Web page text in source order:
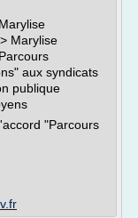
Marylise
aux syndicats
publique
"Parcours